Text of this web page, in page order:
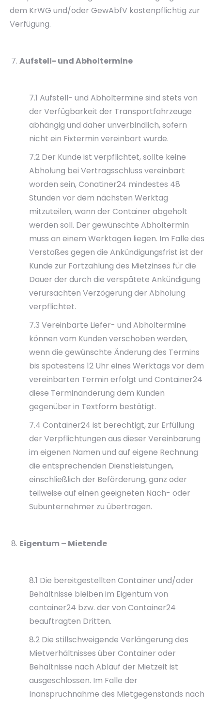
dem KrWG und/oder GewAbfV kostenpflichtig zur
Verfügung.
Aufstell- und Abholtermine
7.1 Aufstell- und Abholtermine sind stets von
der Verfügbarkeit der Transportfahrzeuge
abhängig und daher unverbindlich, sofern
nicht ein Fixtermin vereinbart wurde.
7.2 Der Kunde ist verpflichtet, sollte keine
Abholung bei Vertragsschluss vereinbart
worden sein, Conatiner24 mindestes 48
Stunden vor dem nächsten Werktag
mitzuteilen, wann der Container abgeholt
werden soll. Der gewünschte Abholtermin
muss an einem Werktagen liegen. Im Falle des
Verstoßes gegen die Ankündigungsfrist ist der
Kunde zur Fortzahlung des Mietzinses für die
Dauer der durch die verspätete Ankündigung
verursachten Verzögerung der Abholung
verpflichtet.
7.3 Vereinbarte Liefer- und Abholtermine
können vom Kunden verschoben werden,
wenn die gewünschte Änderung des Termins
bis spätestens 12 Uhr eines Werktags vor dem
vereinbarten Termin erfolgt und Container24
diese Terminänderung dem Kunden
gegenüber in Textform bestätigt.
7.4 Container24 ist berechtigt, zur Erfüllung
der Verpflichtungen aus dieser Vereinbarung
im eigenen Namen und auf eigene Rechnung
die entsprechenden Dienstleistungen,
einschließlich der Beförderung, ganz oder
teilweise auf einen geeigneten Nach- oder
Subunternehmer zu übertragen.
Eigentum – Mietende
8.1 Die bereitgestellten Container und/oder
Behältnisse bleiben im Eigentum von
container24 bzw. der von Container24
beauftragten Dritten.
8.2 Die stillschweigende Verlängerung des
Mietverhältnisses über Container oder
Behältnisse nach Ablauf der Mietzeit ist
ausgeschlossen. Im Falle der
Inanspruchnahme des Mietgegenstands nach